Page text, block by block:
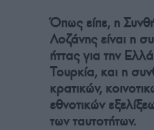
Όπως είπε, η
Λοζάνης είναι η
ήττας για την
Τουρκία, και η
κρατικών,
εθνοτικών
των ταυτοτήτων.